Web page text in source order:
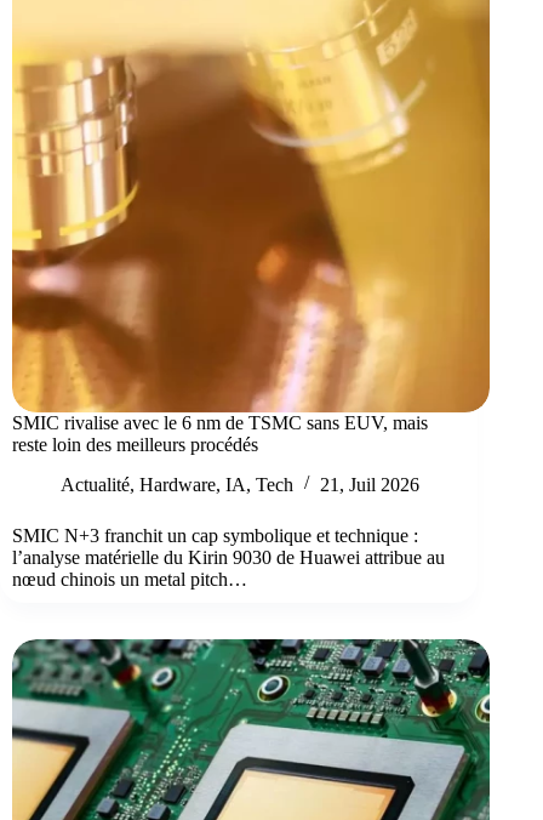
SMIC rivalise avec le 6 nm de TSMC sans EUV, mais
reste loin des meilleurs procédés
Actualité, Hardware, IA, Tech 21, Juil 2026
SMIC N+3 franchit un cap symbolique et technique :
l’analyse matérielle du Kirin 9030 de Huawei attribue au
nœud chinois un metal pitch…